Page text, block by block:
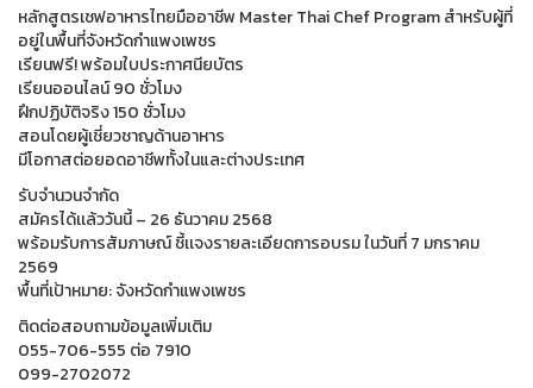
หลักสูตรเชฟอาหารไทยมืออาชีพ Master Thai Chef Program สำหรับผู้ที่
อยู่ในพื้นที่จังหวัดกำแพงเพชร
เรียนฟรี! พร้อมใบประกาศนียบัตร
เรียนออนไลน์ 90 ชั่วโมง
ฝึกปฏิบัติจริง 150 ชั่วโมง
สอนโดยผู้เชี่ยวชาญด้านอาหาร
มีโอกาสต่อยอดอาชีพทั้งในและต่างประเทศ
รับจำนวนจำกัด
สมัครได้เเล้ววันนี้ – 26 ธันวาคม 2568
พร้อมรับการสัมภาษณ์ ชี้เเจงรายละเอียดการอบรม ในวันที่ 7 มกราคม
2569
พื้นที่เป้าหมาย: จังหวัดกำแพงเพชร
ติดต่อสอบถามข้อมูลเพิ่มเติม
055-706-555 ต่อ 7910
099-2702072